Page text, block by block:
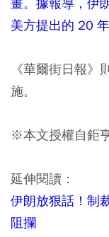
美方提出的 20
《華爾街日報
施。
※本文授權自鉅
延伸閱讀：
伊朗放狠話！制
阻攔